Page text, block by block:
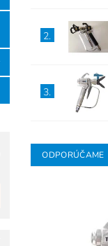
2.
3.
ODPORÚČAME